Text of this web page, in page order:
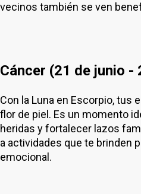
vecinos también se ven
Cáncer (21 de junio -
Con la Luna en Escorpio, tus
flor de piel. Es un momento
heridas y fortalecer lazos
a actividades que te brinden
emocional.